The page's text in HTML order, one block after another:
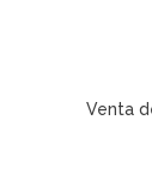
Venta